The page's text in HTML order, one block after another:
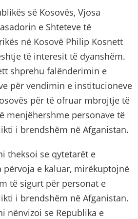
së Kosovës, Vjosa
e Shteteve të
në Kosovë Philip Kosnett
të interesit të dyanshëm.
shprehu falënderimin e
për vendimin e institucioneve
për të ofruar mbrojtje të
menjëhershme personave të
i brendshëm në Afganistan.
theksoi se qytetarët e
përvoja e kaluar, mirëkuptojnë
të sigurt për personat e
i brendshëm në Afganistan.
nënvizoi se Republika e